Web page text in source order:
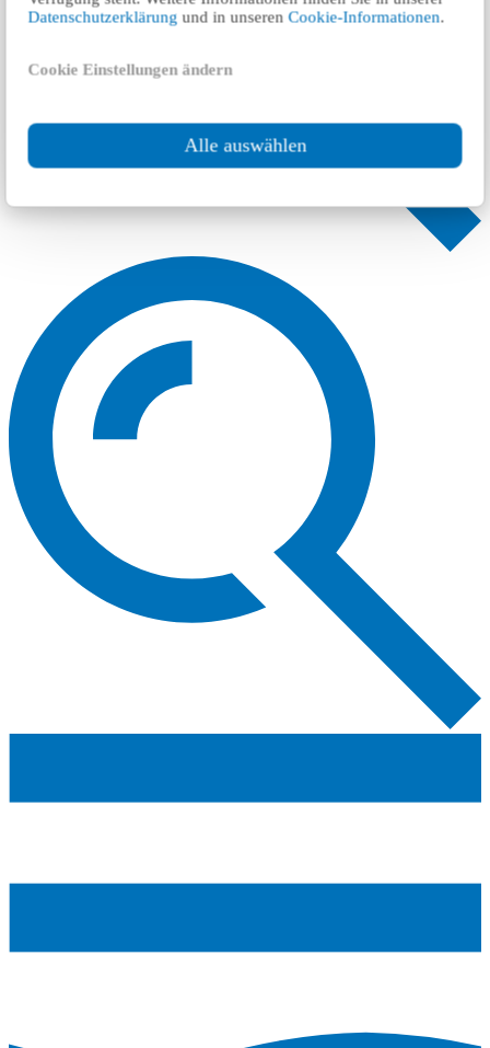
Datenschutzerklärung und in unserenCookie-Informationen.
Cookie Einstellungen ändern
Alle auswählen